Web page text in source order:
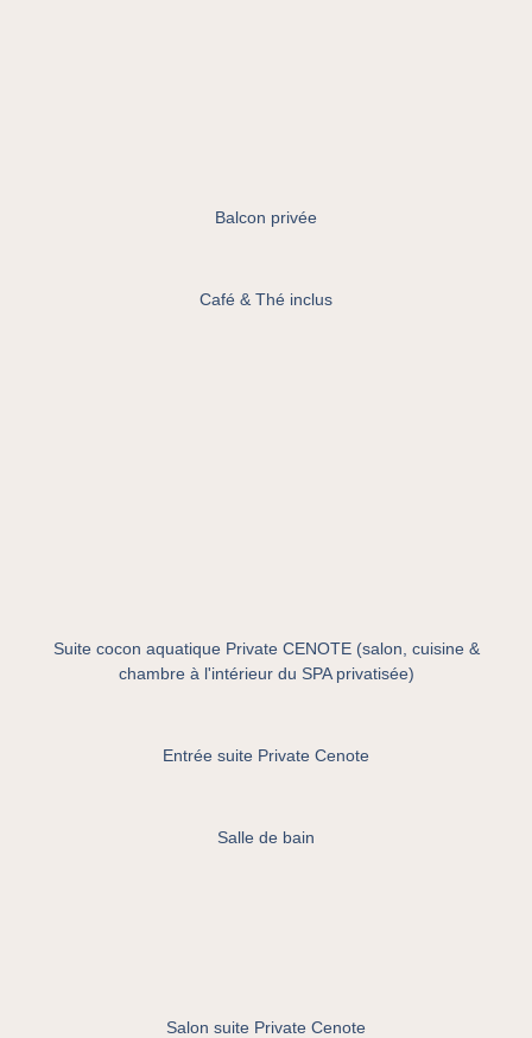
Balcon privée
Café & Thé inclus
Suite cocon aquatique Private CENOTE (salon, cuisine &
chambre à l'intérieur du SPA privatisée)
Entrée suite Private Cenote
Salle de bain
Salon suite Private Cenote